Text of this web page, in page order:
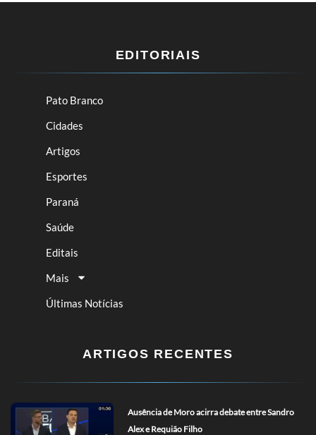
EDITORIAIS
Pato Branco
Cidades
Artigos
Esportes
Paraná
Saúde
Editais
Mais
Últimas Notícias
ARTIGOS RECENTES
Ausência de Moro acirra debate entre Sandro
Alex e Requião Filho